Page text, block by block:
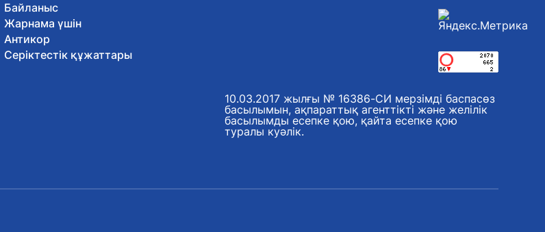
Байланыс
Жарнама үшін
Антикор
Серіктестік құжаттары
10.03.2017 жылғы № 16386-СИ мерзімді баспасөз
басылымын, ақпараттық агенттікті және желілік
басылымды есепке қою, қайта есепке қою
туралы куәлік.